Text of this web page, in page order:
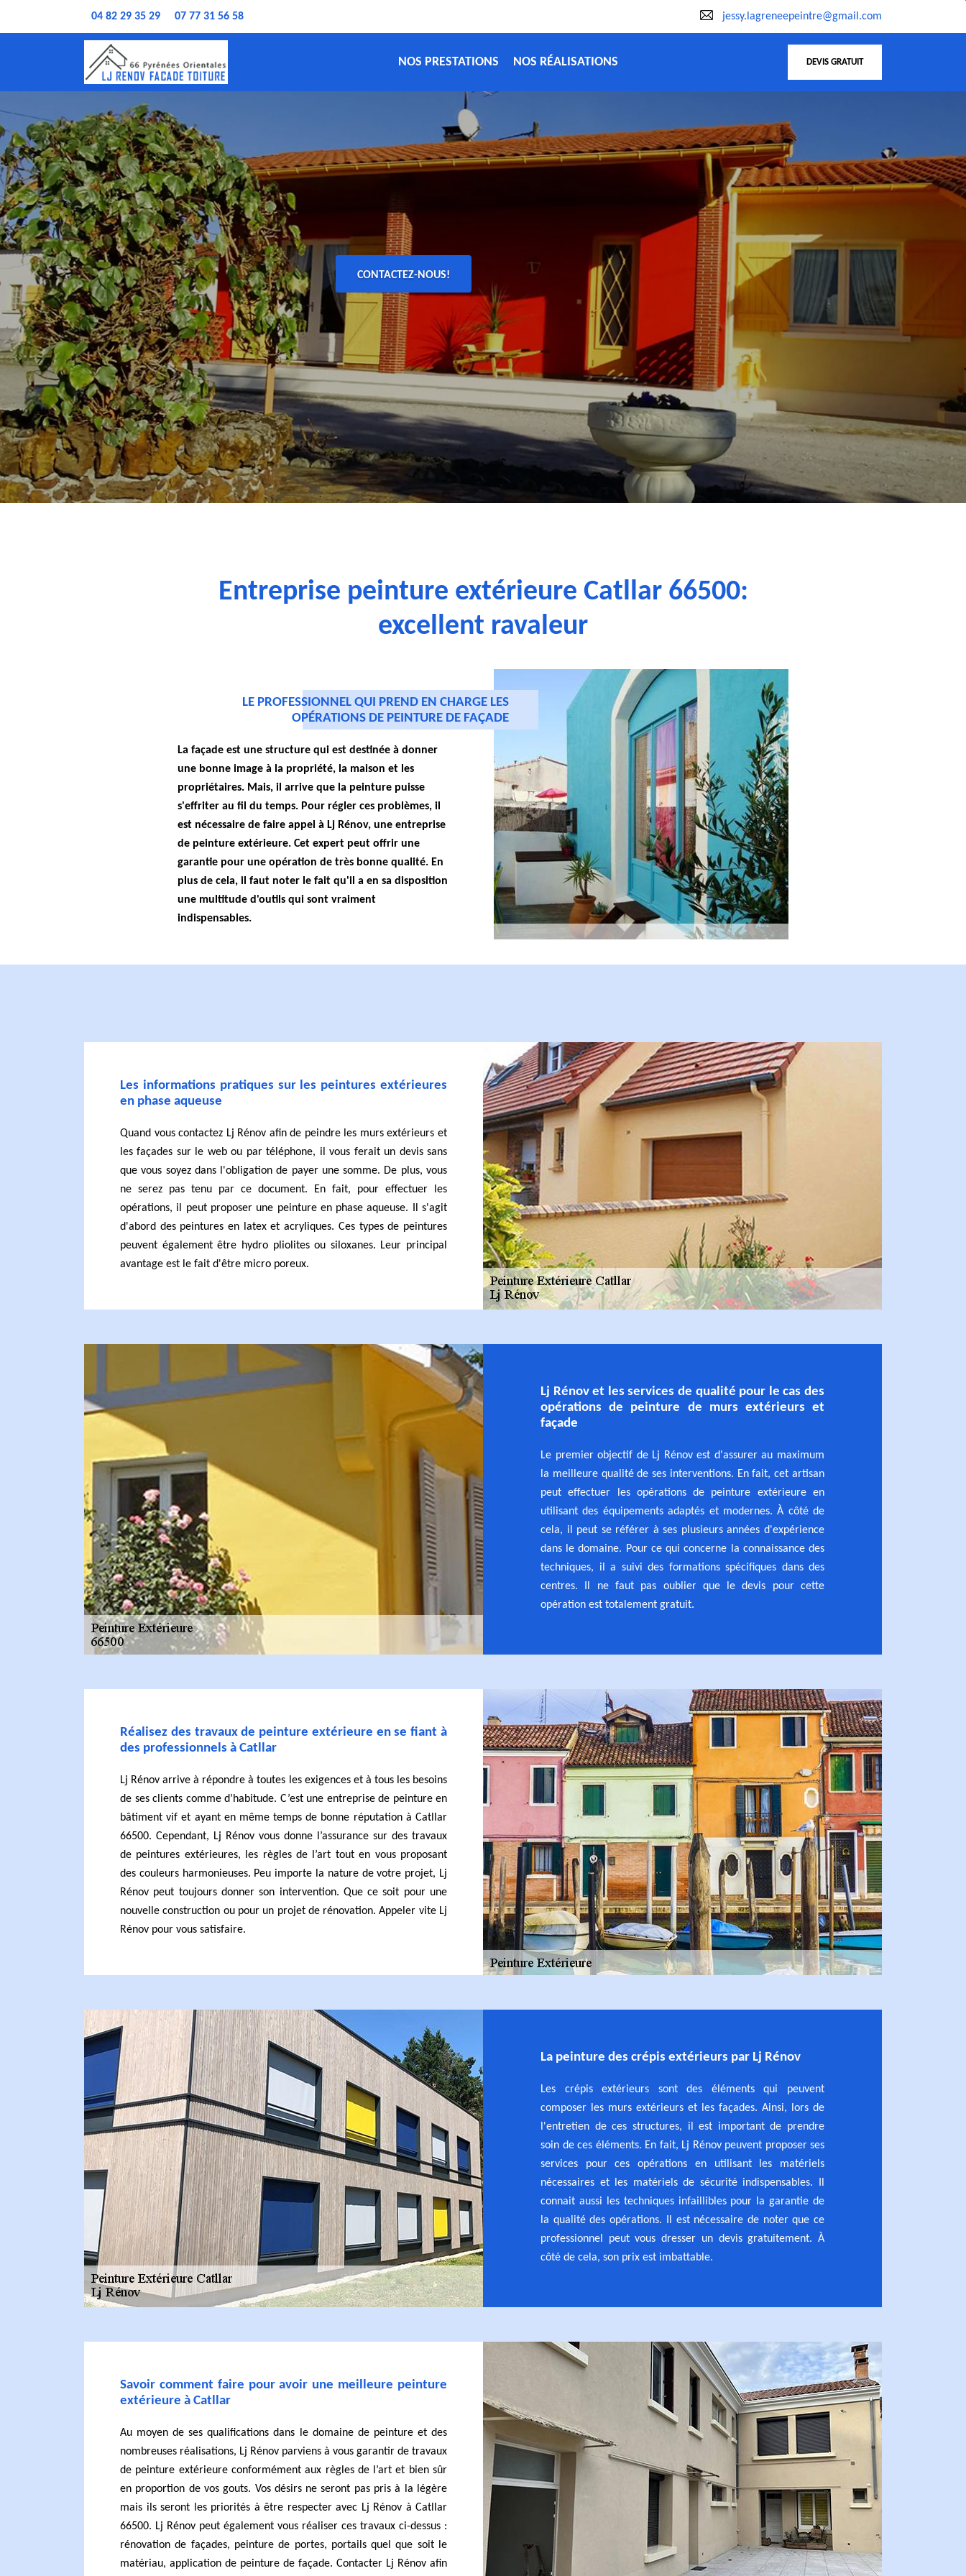
04 82 29 35 29 07 77 31 56 58 jessy.lagreneepeintre@gmail.com
NOS PRESTATIONS NOS RÉALISATIONS DEVIS GRATUIT
CONTACTEZ-NOUS!
Entreprise peinture extérieure Catllar 66500:
excellent ravaleur
LE PROFESSIONNEL QUI PREND EN CHARGE LES
OPÉRATIONS DE PEINTURE DE FAÇADE
La façade est une structure qui est destinée à donner
une bonne image à la propriété, la maison et les
propriétaires. Mais, il arrive que la peinture puisse
s'effriter au fil du temps. Pour régler ces problèmes, il
est nécessaire de faire appel à Lj Rénov, une entreprise
de peinture extérieure. Cet expert peut offrir une
garantie pour une opération de très bonne qualité. En
plus de cela, il faut noter le fait qu'il a en sa disposition
une multitude d'outils qui sont vraiment
indispensables.
Les informations pratiques sur les peintures extérieures
en phase aqueuse
Quand vous contactez Lj Rénov afin de peindre les murs extérieurs et
les façades sur le web ou par téléphone, il vous ferait un devis sans
que vous soyez dans l'obligation de payer une somme. De plus, vous
ne serez pas tenu par ce document. En fait, pour effectuer les
opérations, il peut proposer une peinture en phase aqueuse. Il s'agit
d'abord des peintures en latex et acryliques. Ces types de peintures
peuvent également être hydro pliolites ou siloxanes. Leur principal
avantage est le fait d'être micro poreux.
Lj Rénov et les services de qualité pour le cas des
opérations de peinture de murs extérieurs et
façade
Le premier objectif de Lj Rénov est d'assurer au maximum
la meilleure qualité de ses interventions. En fait, cet artisan
peut effectuer les opérations de peinture extérieure en
utilisant des équipements adaptés et modernes. À côté de
cela, il peut se référer à ses plusieurs années d'expérience
dans le domaine. Pour ce qui concerne la connaissance des
techniques, il a suivi des formations spécifiques dans des
centres. Il ne faut pas oublier que le devis pour cette
opération est totalement gratuit.
Réalisez des travaux de peinture extérieure en se fiant à
des professionnels à Catllar
Lj Rénov arrive à répondre à toutes les exigences et à tous les besoins
de ses clients comme d’habitude. C’est une entreprise de peinture en
bâtiment vif et ayant en même temps de bonne réputation à Catllar
66500. Cependant, Lj Rénov vous donne l’assurance sur des travaux
de peintures extérieures, les règles de l’art tout en vous proposant
des couleurs harmonieuses. Peu importe la nature de votre projet, Lj
Rénov peut toujours donner son intervention. Que ce soit pour une
nouvelle construction ou pour un projet de rénovation. Appeler vite Lj
Rénov pour vous satisfaire.
La peinture des crépis extérieurs par Lj Rénov
Les crépis extérieurs sont des éléments qui peuvent
composer les murs extérieurs et les façades. Ainsi, lors de
l'entretien de ces structures, il est important de prendre
soin de ces éléments. En fait, Lj Rénov peuvent proposer ses
services pour ces opérations en utilisant les matériels
nécessaires et les matériels de sécurité indispensables. Il
connait aussi les techniques infaillibles pour la garantie de
la qualité des opérations. Il est nécessaire de noter que ce
professionnel peut vous dresser un devis gratuitement. À
côté de cela, son prix est imbattable.
Savoir comment faire pour avoir une meilleure peinture
extérieure à Catllar
Au moyen de ses qualifications dans le domaine de peinture et des
nombreuses réalisations, Lj Rénov parviens à vous garantir de travaux
de peinture extérieure conformément aux règles de l’art et bien sûr
en proportion de vos gouts. Vos désirs ne seront pas pris à la légère
mais ils seront les priorités à être respecter avec Lj Rénov à Catllar
66500. Lj Rénov peut également vous réaliser ces travaux ci-dessus :
rénovation de façades, peinture de portes, portails quel que soit le
matériau, application de peinture de façade. Contacter Lj Rénov afin